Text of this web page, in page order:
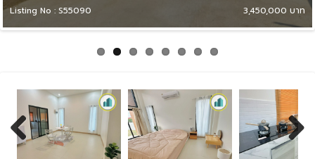
Listing No : S55090 3,450,000 บาท
Previous Next